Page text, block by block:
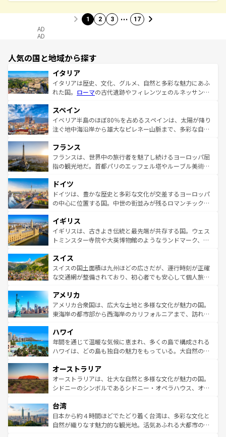
1 2 3 … 17
AD
AD
人気の国と地域から探す
イタリア
イタリアは歴史、文化、グルメ、自然と多彩な魅力にあふ
れた国。 ローマの古代遺跡やフィレンツェのルネッサンス
ろん、トスカーナの美しい田園風景やアマルフィ海岸の絶
景など、自然景観も見逃せない。観光の合間には、本場の
ピザやパスタなど、絶品のイタリア料理を堪能することも
ませてくれるイタリアで、忘れられない旅をしてみよう！
なお、新着のイタリア情報はコンテンツ一覧 を参照してほ
しい。
スペイン
イベリア半島のほぼ80％を占めるスペインは、太陽が降り
注ぐ地中海沿岸から雄大なピレネー山脈まで、多彩な自然
文化が根付くこの国では、情熱的なフラメンコ、熱気あふ
れる闘牛、そして美味しいタパスが生活の一部となってい
る。首都マドリードの洗練された雰囲気や、バルセロナの
の城塞都市、穏やかなビーチリゾートまで多彩な表情を見
せる。地方によって風土や気候が異なるスペインはその個
性で訪れる人を魅了する。 なお、新着のスペイン情報はコ
フランス
フランスは、世界中の旅行者を魅了し続けるヨーロッパ屈
指の観光地だ。首都パリのエッフェル塔やルーブル美術館
で、幅広い魅力が詰まっている。華麗な宮殿、歴史的な大
聖堂、美しいビーチ、そして豊かな自然が、訪れる者を心
から魅了する。また、フランスは美食の国としても知ら
いる。シャンパンの発祥地であるランス、プロヴァンスの
香り高いラベンダー畑など、多彩な楽しみ方が可能だ。さ
らに、パリ以外の地域にも魅力が溢れており、どの街角に
れる地方に足を運ぶとそれぞれで全く異なる文化を体験で
きるだろう。 なお、新着のフランス情報はコンテンツ一覧
を参照してほしい。
ドイツ
ドイツは、豊かな歴史と多彩な文化が交差するヨーロッパ
の中心に位置する国。中世の街並みが残るロマンチック街
顔を持つこの国は、どこを歩いても飽きることがない。ベ
ルリンの文化的活気、バイエルン州のアルプスの絶景、そ
してライン川沿いのワイン畑といった風景は必見。ビール
は、お酒好きな人にはぜひ体験してほしい。 なお、新着の
ドイツ情報はコンテンツ一覧を参照してほしい。
イギリス
イギリスは、古きよき伝統と最先端が共存する国。ウェス
トミンスター寺院や大英博物館のようなランドマーク、歴
リアごとに異なる魅力がある。また、優雅なアフタヌーン
ティー、ビール好きにはたまらない英国パブ、サッカー観
戦など、本場だからこそできる体験も豊富。イギリスを旅
ンツ一覧を参照してほしい。
スイス
スイスの国土面積は九州ほどの広さだが、運行時刻が正確
な交通網が整備されており、初心者でも安心して個人旅行
の建物がそのまま残る町や、スイスならではのユニークな
博物館もあり、アルプス観光だけでなく町歩きも満喫する
ことができる。国民の所得が高いため物価も高いが、旅行
ば市内交通費無料で観光を楽しむこともできる。 なお、新
着のスイス情報はコンテンツ一覧 を参照してほしい。
アメリカ
アメリカ合衆国は、広大な土地と多様な文化が魅力の国。
東海岸の都市部から西海岸のカリフォルニアまで、訪れる
のような巨大都市は、観光、ショッピング、エンターテイ
ンメントが詰まった刺激的なスポットだ。一方、アメリカ
西部には大自然が広がり、グランドキャニオンやイエロー
部のニューオーリンズでは、音楽と美食が融合した独特の
文化が魅力。旅行者はアメリカの各地域で異なる魅力を楽
しみながら、その多様性と豊かな歴史を感じることができ
ならではの贅沢な旅のスタイルだ。 なお、新着のアメリカ
情報はコンテンツ一覧を参照してほしい。
ハワイ
年間を通じて温暖な気候に恵まれ、多くの島で構成される
ハワイは、どの島も独自の魅力をもっている。大自然の神
ワイ島は見逃せない。また、定番の観光地といえばオアフ
島だが、静かな自然を求めるならマウイ島やカウアイ島が
おすすめ。エメラルドグリーンに輝く海をはじめ、豊かな
れるおもてなしの心で訪れる人々を迎えてくれるハワイの
人々、おいしいローカルフードやハワイアンミュージッ
ク、伝統的なフラダンスなど、すべてがハワイの魅力を彩
オーストラリア
オーストラリアは、壮大な自然と多様な文化が魅力の国。
シドニーのシンボルであるシドニー・オペラハウス、オー
リアリーフや大陸中央部にそびえるウルル（エアーズロッ
ク）、タスマニアの美しい原生林やケアンズの熱帯雨林な
ど、見どころがたくさん。また、カフェやワイン、オージ
台湾
日本から約４時間ほどでたどり着く台湾は、多彩な文化と
自然が織りなす魅力的な観光地。活気あふれる大都市の台